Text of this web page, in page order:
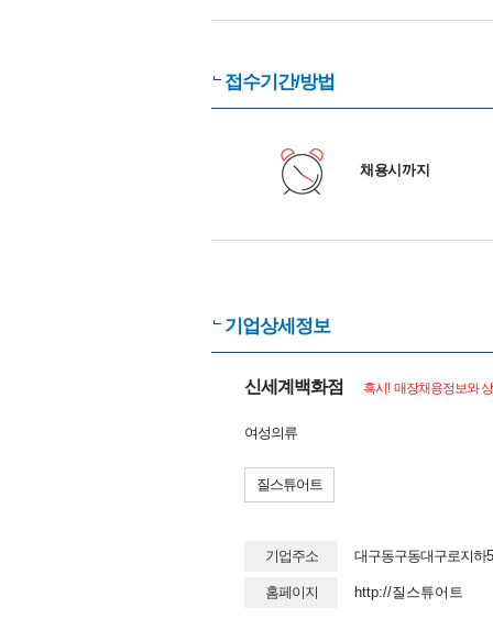
접수기간/방법
채용시까지
기업상세정보
신세계백화점 혹시! 매장채용정보와
여성의류
질스튜어트
기업주소 대구동구동대구로지하
홈페이지 http://질스튜어트